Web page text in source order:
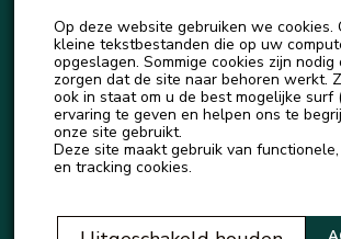
BLOG
ACTUALITÉS
Mon
Account
Logout
Op deze website gebruiken we cookies.
kleine tekstbestanden die op uw
opgeslagen. Sommige cookies zijn nodig
zorgen dat de site naar behoren werkt.
ook in staat om u de best mogelijke surf
ervaring te geven en helpen ons te
onze site gebruikt.
Deze site maakt gebruik van
en tracking cookies.